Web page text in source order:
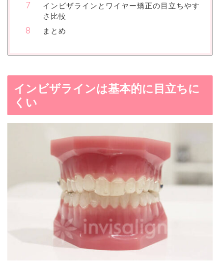
インビザラインとワイヤー矯正の目立ちやす
さ比較
まとめ
インビザラインは基本的に目立ちに
くい